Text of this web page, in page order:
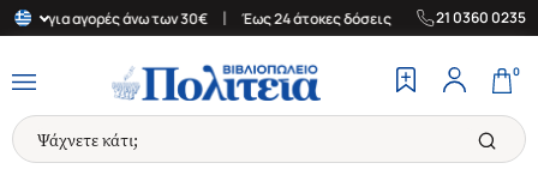
για αγορές άνω των 30€ | Έως 24 άτοκες δόσεις | Δωρεάν
21 0360 0235
0